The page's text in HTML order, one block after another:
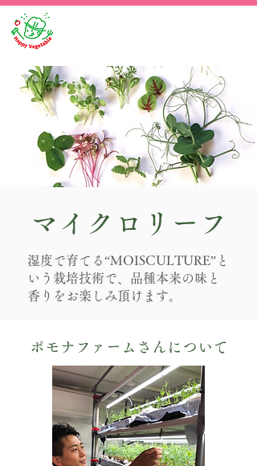
マイクロリーフ
湿度で育てる“MOISCULTURE”と
いう栽培技術で、品種本来の味と
香りをお楽しみ頂けます。
ポモナファームさんについて